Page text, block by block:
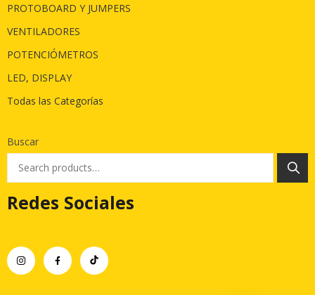
PROTOBOARD Y JUMPERS
VENTILADORES
POTENCIÓMETROS
LED, DISPLAY
Todas las Categorías
Buscar
Redes Sociales